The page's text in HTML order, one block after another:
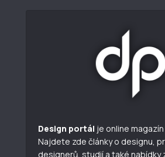
Design portál je online
Najdete zde články o designu,
designerů, studií a také nabídky